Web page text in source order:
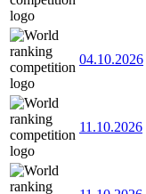
04.10.2026
11.10.2026